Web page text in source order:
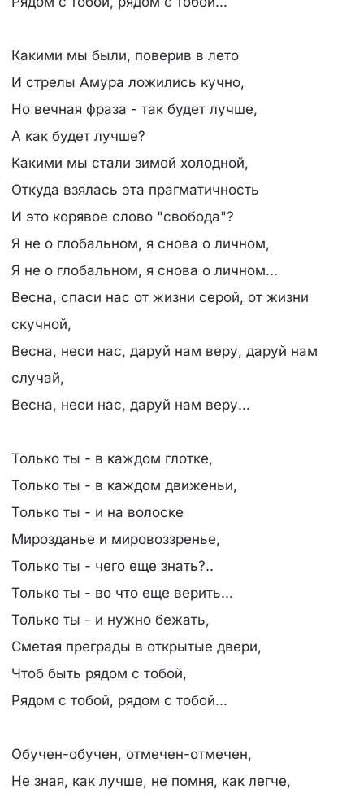
Какими мы были, поверив в лето
И стрелы Амура ложились кучно,
Но вечная фраза - так будет лучше,
А как будет лучше?
Какими мы стали зимой холодной,
Откуда взялась эта прагматичность
И это корявое слово "свобода"?
Я не о глобальном, я снова о личном,
Я не о глобальном, я снова о личном...
Весна, спаси нас от жизни серой, от жизни
скучной,
Весна, неси нас, даруй нам веру, даруй нам
случай,
Весна, неси нас, даруй нам веру...
Только ты - в каждом глотке,
Только ты - в каждом движеньи,
Только ты - и на волоске
Мирозданье и мировоззренье,
Только ты - чего еще знать?..
Только ты - во что еще верить...
Только ты - и нужно бежать,
Сметая преграды в открытые двери,
Чтоб быть рядом с тобой,
Рядом с тобой, рядом с тобой...
Обучен-обучен, отмечен-отмечен,
Не зная, как лучше, не помня, как легче,